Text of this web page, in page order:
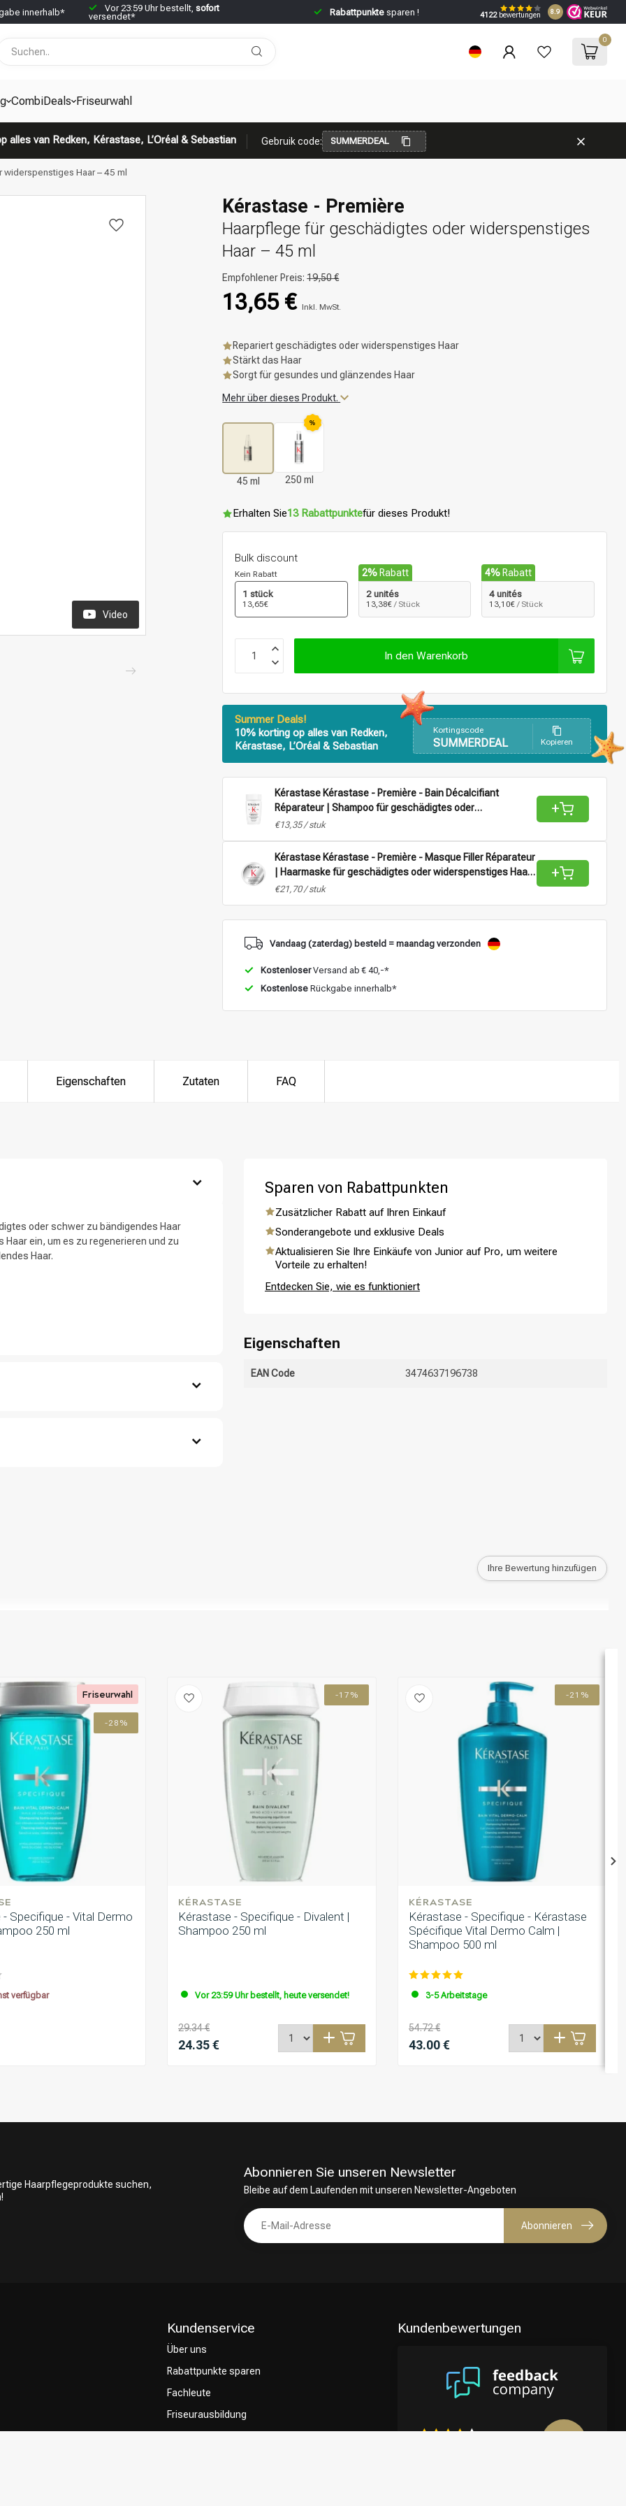
innerhalb* Vor 23:59 Uhr bestellt, sofort
versendet*
Rabattpunktesparen ! 4122bewertungen 8.9
0
CombiDeals Friseurwahl
alles van Redken, Kérastase, L’Oréal & Sebastian Gebruik code: SUMMERDEAL
Haarfärbung
Friseurwahl
Haar – 45 ml
Video
Kérastase - Première
Haarpflege für geschädigtes oder widerspenstiges
Haar – 45 ml
Empfohlener Preis:19,50 €
13,65 € Inkl. MwSt.
Repariert geschädigtes oder widerspenstiges Haar
Stärkt das Haar
Sorgt für gesundes und glänzendes Haar
Mehr über dieses Produkt.
45 ml
%
250 ml
Erhalten Sie13 Rabattpunktefür dieses Produkt!
Bulk discount
Kein Rabatt
1 stück
13,65€
2%Rabatt
2 unités
13,38€ / Stück
4% Rabatt
4 unités
13,10€ / Stück
In den Warenkorb
Summer Deals!
10% korting op alles van Redken,
Kérastase, L’Oréal & Sebastian
Kortingscode
SUMMERDEAL Kopieren
Kérastase Kérastase - Première - Bain Décalcifiant
Réparateur | Shampoo für geschädigtes oder
widerspenstiges Haar – 80 ml
€13,35 / stuk
+
Kérastase Kérastase - Première - Masque Filler Réparateur
| Haarmaske für geschädigtes oder widerspenstiges Haar
– 75 ml
€21,70 / stuk
+
Vandaag (zaterdag) besteld = maandag verzonden
KostenloserVersand ab € 40,-*
Kostenlose Rückgabe innerhalb*
Eigenschaften Zutaten FAQ
oder schwer zu bändigendes Haar
ein, um es zu regenerieren und zu
Haar.
Hydrolyzed Silk, Hydrolyzed Adansonia
Sodium PCA, Sodium Lactate,
Sparen von Rabattpunkten
Zusätzlicher Rabatt auf Ihren Einkauf
Sonderangebote und exklusive Deals
Aktualisieren Sie Ihre Einkäufe von Junior auf Pro, um weitere
Vorteile zu erhalten!
Entdecken Sie, wie es funktioniert
Eigenschaften
EAN Code 3474637196738
Ihre Bewertung hinzufügen
-28%
Specifique - Vital Dermo
250 ml
verfügbar
Friseurwahl -17%
KÉRASTASE
Kérastase - Specifique - Divalent |
Shampoo 250 ml
Vor 23:59 Uhr bestellt, heute versendet!
29.34 €
24.35 €
-21%
KÉRASTASE
Kérastase - Specifique - Kérastase
Spécifique Vital Dermo Calm |
Shampoo 500 ml
3-5 Arbeitstage
54.72 €
43.00 €
Haarpflegeprodukte suchen,
Abonnieren Sie unseren Newsletter
Bleibe auf dem Laufenden mit unseren Newsletter-Angeboten
Abonnieren
Kundenservice
Über uns
Rabattpunkte sparen
Fachleute
Friseurausbildung
Kundenbewertungen